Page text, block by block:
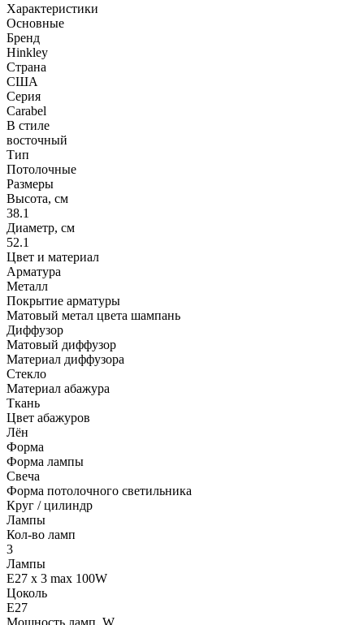
Характеристики
Основные
Бренд
Hinkley
Страна
США
Серия
Carabel
В стиле
восточный
Тип
Потолочные
Размеры
Высота, см
38.1
Диаметр, см
52.1
Цвет и материал
Арматура
Металл
Покрытие арматуры
Матовый метал цвета шампань
Диффузор
Матовый диффузор
Материал диффузора
Стекло
Материал абажура
Ткань
Цвет абажуров
Лён
Форма
Форма лампы
Свеча
Форма потолочного светильника
Круг / цилиндр
Лампы
Кол-во ламп
3
Лампы
E27 x 3 max 100W
Цоколь
E27
Мощность ламп, W